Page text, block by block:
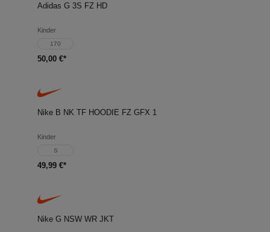
Adidas G 3S FZ HD
Kinder
170
50,00 €*
Nike B NK TF HOODIE FZ GFX 1
Kinder
S
49,99 €*
Nike G NSW WR JKT